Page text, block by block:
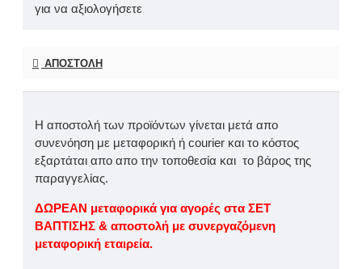
για να αξιολογήσετε
ΑΠΟΣΤΟΛΉ
Η αποστολή των προϊόντων γίνεται μετά απο
συνενόηση με μεταφορική ή courier και το κόστος
εξαρτάται απο απο την τοποθεσία και το βάρος της
παραγγελίας.
ΔΩΡΕΑΝ μεταφορικά για αγορές στα ΣΕΤ
ΒΑΠΤΙΣΗΣ & αποστολή με συνεργαζόμενη
μεταφορική εταιρεία.